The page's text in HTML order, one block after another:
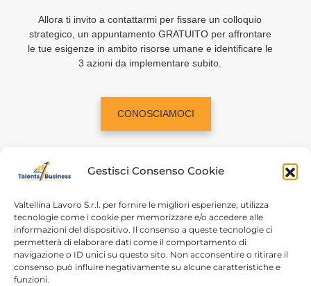
Gestisci Consenso Cookie
Valtellina Lavoro S.r.l. per fornire le migliori esperienze, utilizza
tecnologie come i cookie per memorizzare e/o accedere alle
informazioni del dispositivo. Il consenso a queste tecnologie ci
permetterà di elaborare dati come il comportamento di
navigazione o ID unici su questo sito. Non acconsentire o ritirare il
consenso può influire negativamente su alcune caratteristiche e
funzioni.
Allora ti invito a contattarmi per fissare un colloquio
strategico, un appuntamento GRATUITO per affrontare
le tue esigenze in ambito risorse umane e identificare le
3 azioni da implementare subito.
CONOSCIAMOCI
Home
Login
Chi siamo
Conosciamoci